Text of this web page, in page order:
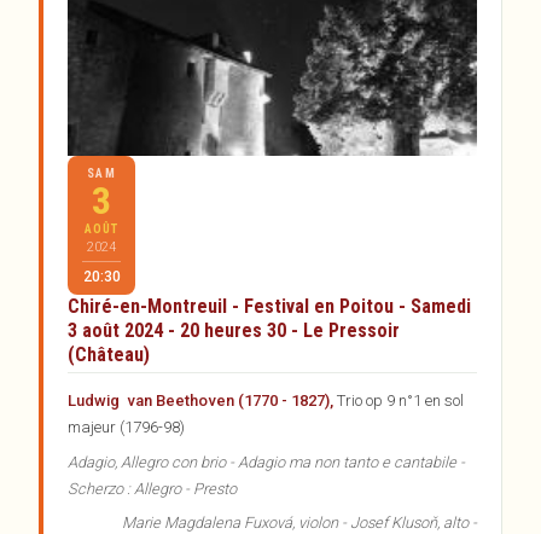
SAM
3
AOÛT
2024
20:30
Chiré-en-Montreuil - Festival en Poitou - Samedi
3 août 2024 - 20 heures 30 - Le Pressoir
(Château)
Ludwig van Beethoven (1770 - 1827), Trio op 9 n°1 en sol
majeur (1796-98)
Adagio, Allegro con brio - Adagio ma non tanto e cantabile -
Scherzo : Allegro - Presto
Marie Magdalena Fuxová, violon - Josef Klusoň, alto -